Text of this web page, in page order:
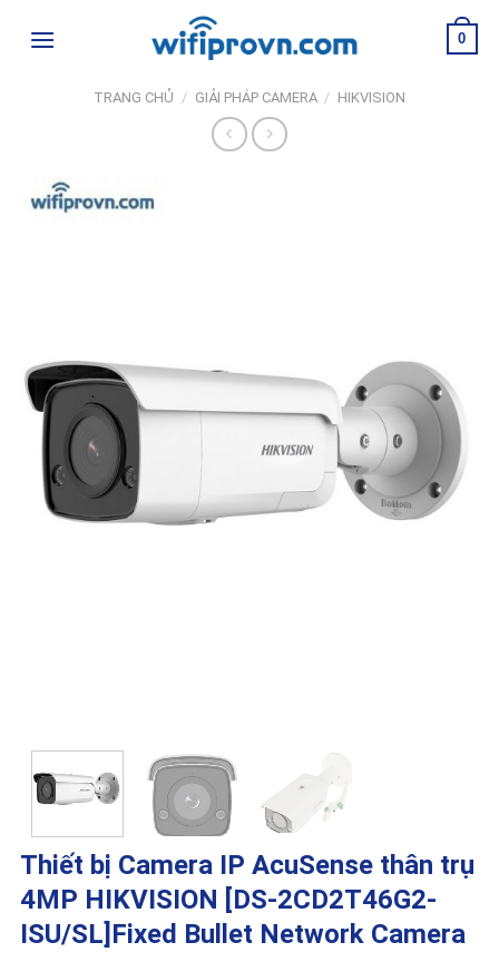
0
TRANG CHỦ / GIẢI PHÁP CAMERA / HIKVISION
Thiết bị Camera IP AcuSense thân trụ
4MP HIKVISION [DS-2CD2T46G2-
ISU/SL]Fixed Bullet Network Camera